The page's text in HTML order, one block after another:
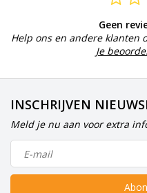
Geen
Help ons en andere klanten
Je
INSCHRIJVEN
Meld je nu aan voor extra